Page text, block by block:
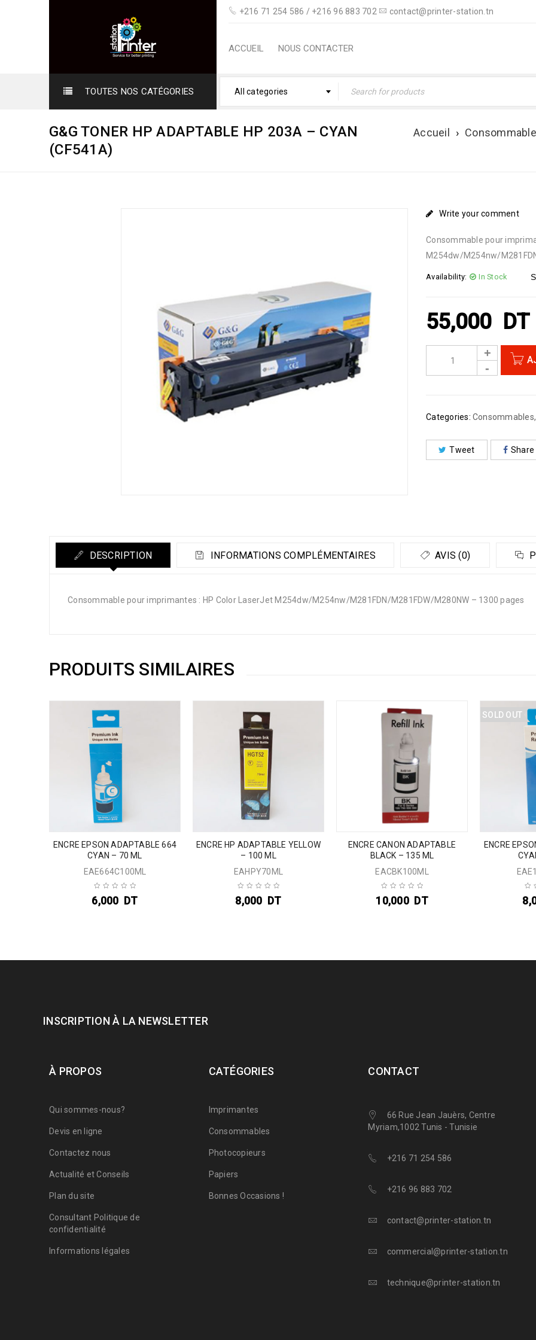
+216 71 254 586 / +216 96 883 702 contact@printer-station.tn
ACCUEIL NOUS CONTACTER
TOUTES NOS CATÉGORIES All categories
G&G TONER HP ADAPTABLE HP 203A – CYAN
(CF541A)
Accueil ›
Write your comment
Consommable pour
M254dw/M254nw/
Availability: In Stock
55,000 DT
Categories: Consommables
Tweet Share
DESCRIPTION INFORMATIONS COMPLÉMENTAIRES AVIS (0)
Consommable pour imprimantes : HP Color LaserJet M254dw/M254nw/M281FDN/M281FDW/M280NW – 1300 pages
PRODUITS SIMILAIRES
ENCRE EPSON ADAPTABLE 664
CYAN – 70 ML
EAE664C100ML
6,000 DT
ENCRE HP ADAPTABLE YELLOW
– 100 ML
EAHPY70ML
8,000 DT
ENCRE CANON ADAPTABLE
BLACK – 135 ML
EACBK100ML
10,000 DT
SOLD OUT
ENCRE
INSCRIPTION À LA NEWSLETTER
À PROPOS
Qui sommes-nous?
Devis en ligne
Contactez nous
Actualité et Conseils
Plan du site
Consultant Politique de
confidentialité
Informations légales
CATÉGORIES
Imprimantes
Consommables
Photocopieurs
Papiers
Bonnes Occasions !
CONTACT
66 Rue Jean Jauèrs, Centre
Myriam,1002 Tunis - Tunisie
+216 71 254 586
+216 96 883 702
contact@printer-station.tn
commercial@printer-station.tn
technique@printer-station.tn